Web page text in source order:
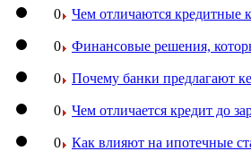
0 Чем отличаются кредитные
0 Финансовые решения,
0 Почему банки предлагают
0 Чем отличается кредит до
0 Как влияют на ипотечные